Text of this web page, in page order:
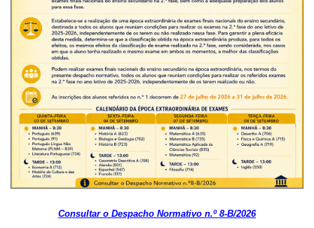
Consultar o Despacho Normativo n.º 8-B/2026